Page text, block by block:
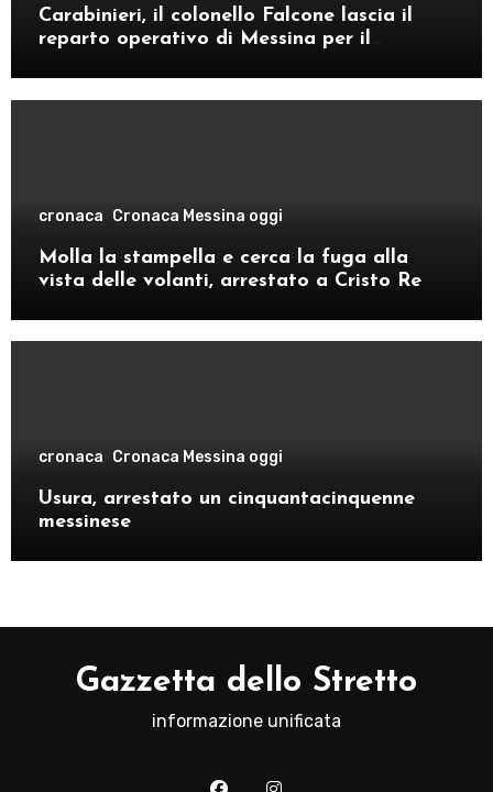
Carabinieri, il colonello Falcone lascia il
reparto operativo di Messina per il
cronaca Cronaca Messina oggi
Molla la stampella e cerca la fuga alla
vista delle volanti, arrestato a Cristo Re
cronaca Cronaca Messina oggi
Usura, arrestato un cinquantacinquenne
messinese
Gazzetta dello Stretto
informazione unificata